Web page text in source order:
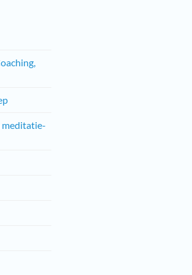
meditatie-